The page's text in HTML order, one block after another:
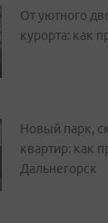
От уютного
курорта: как
Новый парк,
квартир: как
Дальнегорск